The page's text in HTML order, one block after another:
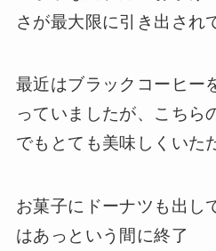
さが最大限に引き出され
最近はブラックコーヒー
っていましたが、こちら
でもとても美味しくいた
お菓子にドーナツも出し
はあっという間に終了